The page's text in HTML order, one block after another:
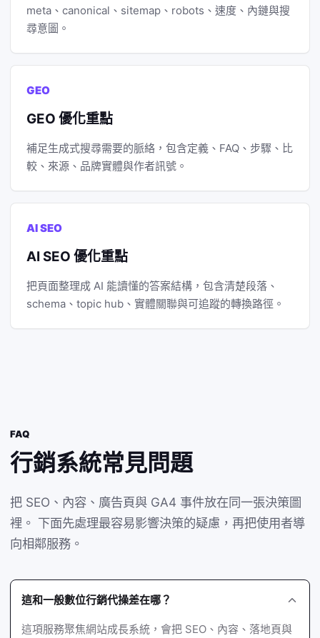
meta、canonical、sitemap、robots、速度、內鏈與搜
尋意圖。
GEO
GEO 優化重點
補足生成式搜尋需要的脈絡，包含定義、FAQ、步驟、比
較、來源、品牌實體與作者訊號。
AI SEO
AI SEO 優化重點
把頁面整理成 AI 能讀懂的答案結構，包含清楚段落、
schema、topic hub、實體關聯與可追蹤的轉換路徑。
FAQ
行銷系統常見問題
把 SEO、內容、廣告頁與 GA4 事件放在同一張決策圖
裡。 下面先處理最容易影響決策的疑慮，再把使用者導
向相鄰服務。
這和一般數位行銷代操差在哪？
這項服務聚焦網站成長系統，會把 SEO、內容、落地頁與